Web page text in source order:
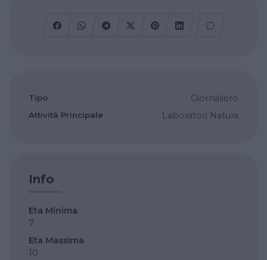
Tipo Giornaliero
Attività Principale Laboratori Natura
Info
Eta Minima
7
Eta Massima
10